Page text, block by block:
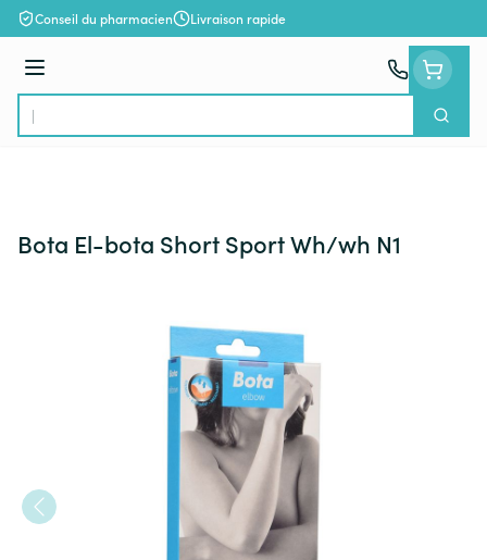
Aller au contenu
Conseil du pharmacien Livraison rapide
Menu
Rechercher
Bota El-bota Short Sport Wh/wh N1